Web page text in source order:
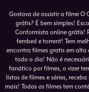
Gostava de assistir a filme
grátis? É bem simples!
Conformista online grátis!
fembed e torrent! Tem
encontra filmes gratis em
todo o dia! Não é
fanático por filmes, o vizer
listas de filmes e séries,
mais! Todas as filmes tem